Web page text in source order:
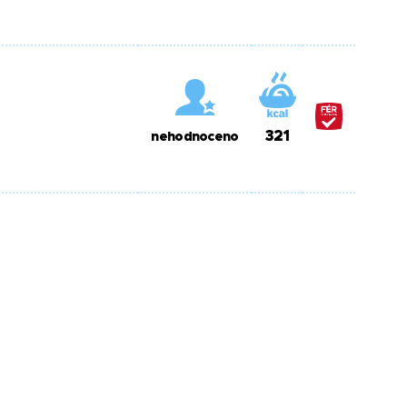
nehodnoceno 321